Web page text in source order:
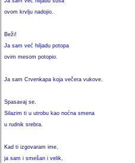
ovom krvlju nadojio.
Beži!
Ja sam već hiljadu potopa
ovim mesom potopio.
Ja sam Crvenkapa koja večera vukove.
Spasavaj se.
Silazim ti u utrobu kao noćna smena
u rudnik srebra.
Kad ti izgovaram ime,
ja sam i smešan i velik,